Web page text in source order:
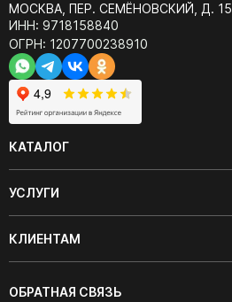
МОСКВА, ПЕР. СЕМЁНОВСКИЙ, Д. 15
ИНН: 9718158840
ОГРН: 1207700238910
КАТАЛОГ
УСЛУГИ
КЛИЕНТАМ
ОБРАТНАЯ СВЯЗЬ